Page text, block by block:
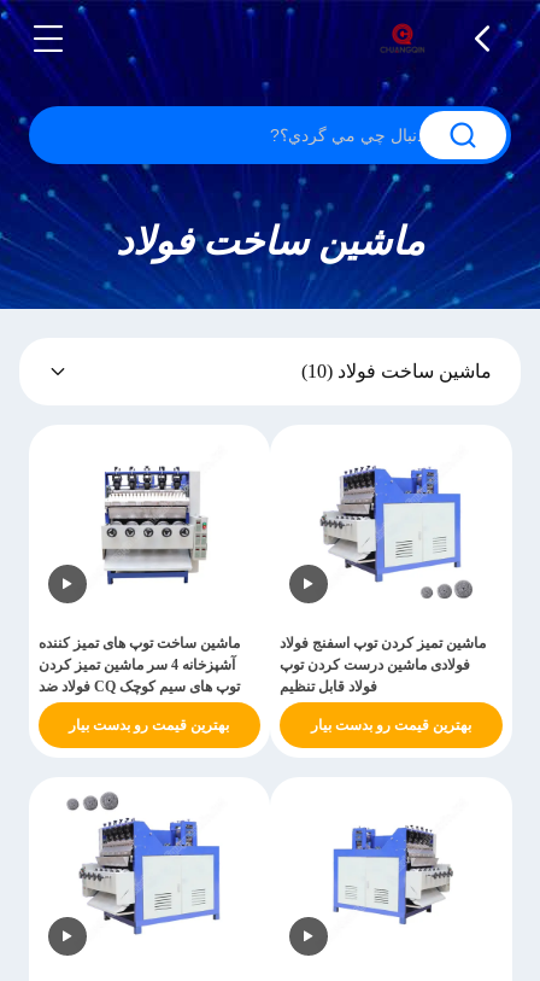
ماشین ساخت فولاد
ماشین ساخت فولاد (10)
ماشین تمیز کردن توپ اسفنج فولاد
فولادی ماشین درست کردن توپ
فولاد قابل تنظیم
بهترین قیمت رو بدست بیار
ماشین ساخت توپ های تمیز کننده
آشپزخانه 4 سر ماشین تمیز کردن
توپ های سیم کوچک CQ فولاد ضد
زنگ تجهیزات تولید توپ های سیم
بهترین قیمت رو بدست بیار